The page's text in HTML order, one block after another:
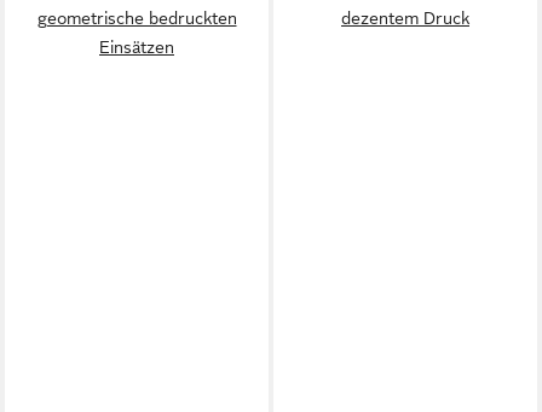
geometrische bedruckten
Einsätzen
dezentem Druck